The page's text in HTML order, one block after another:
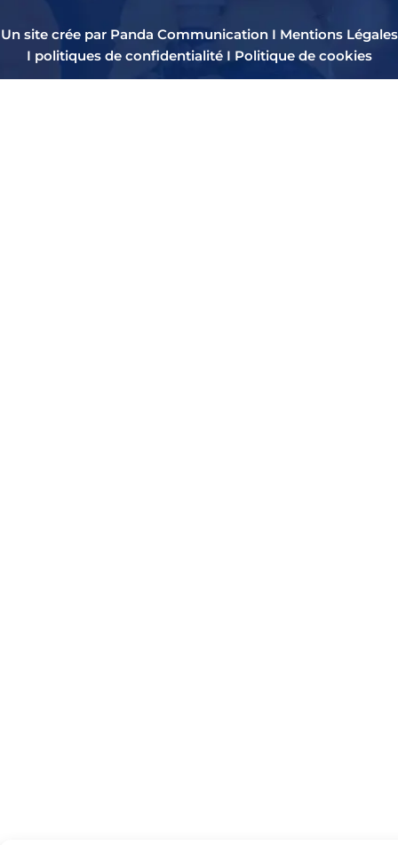
Un site crée par Panda Communication I Mentions Légales
I politiques de confidentialitéI Politique de cookies